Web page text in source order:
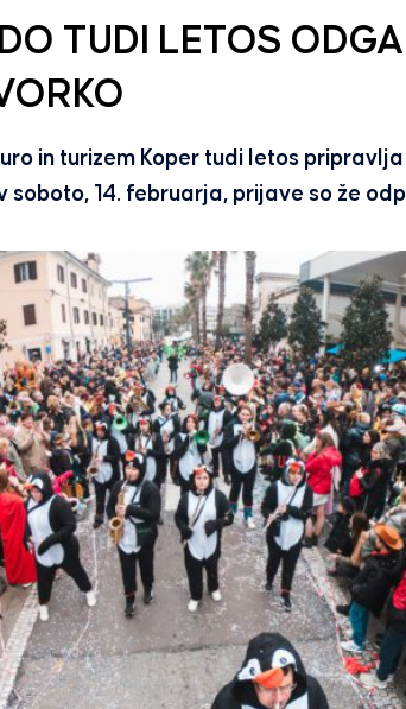
TUDI LETOS
in turizem Koper tudi letos
soboto, 14. februarja, prijave so že